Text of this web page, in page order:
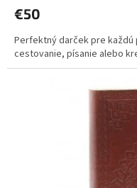
€50
Perfektný darček pre
cestovanie, písanie alebo